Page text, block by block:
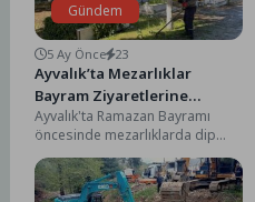
Gündem
5 Ay Önce 23
Ayvalık’ta Mezarlıklar
Bayram Ziyaretlerine
Hazırlandı…
Ayvalık'ta Ramazan Bayramı
öncesinde mezarlıklarda dip
bucak temizlik ve bakım
çalışmaları gerçekleştirildi.
Ayvalık Belediyesi Park...